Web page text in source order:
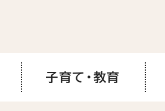
子育て・教育